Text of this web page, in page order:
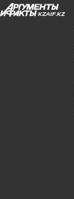
KZAIF.KZ